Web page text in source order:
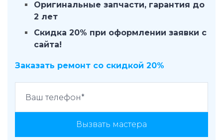
Оригинальные запчасти, гарантия до
2 лет
Скидка 20% при оформлении заявки с
сайта!
Заказать ремонт со скидкой 20%
Вызвать мастера